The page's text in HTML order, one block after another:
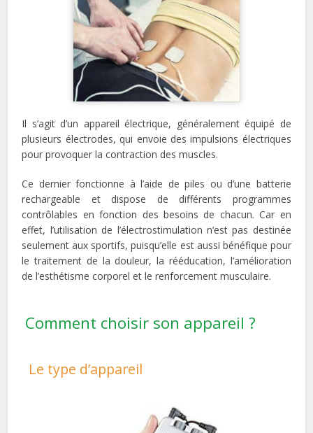
Il s’agit d’un appareil électrique, généralement équipé de
plusieurs électrodes, qui envoie des impulsions électriques
pour provoquer la contraction des muscles.
Ce dernier fonctionne à l’aide de piles ou d’une batterie
rechargeable et dispose de différents programmes
contrôlables en fonction des besoins de chacun. Car en
effet, l’utilisation de l’électrostimulation n’est pas destinée
seulement aux sportifs, puisqu’elle est aussi bénéfique pour
le traitement de la douleur, la rééducation, l’amélioration
de l’esthétisme corporel et le renforcement musculaire.
Comment choisir son appareil ?
Le type d’appareil